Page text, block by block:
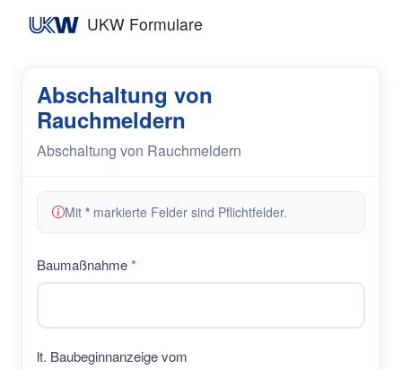
UKW Formulare
Abschaltung von
Rauchmeldern
Abschaltung von Rauchmeldern
Mit * markierte Felder sind Pflichtfelder.
Baumaßnahme
lt. Baubeginnanzeige vom